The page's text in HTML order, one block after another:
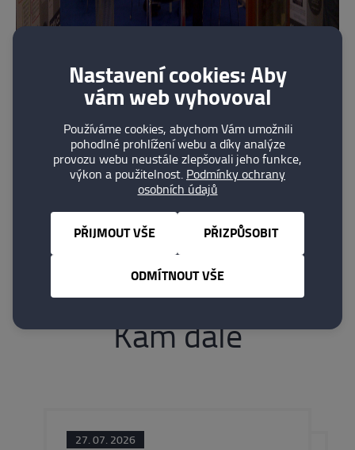
Kam dále
27. 07. 2026
Nastavení cookies: Aby
vám web vyhovoval
Používáme cookies, abychom Vám umožnili
pohodlné prohlížení webu a díky analýze
provozu webu neustále zlepšovali jeho funkce,
výkon a použitelnost.Podmínky ochrany
osobních údajů
PŘIZPŮSOBIT
ODMÍTNOUT VŠE
PŘIJMOUT VŠE